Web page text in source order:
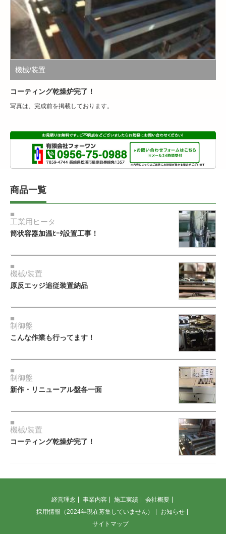
機械/装置
コーティング乾燥炉完了！
写真は、完成前を掲載しております。
商品一覧
工業用ヒータ
筒状容器加温ﾋｰﾀ設置工事！
機械/装置
原反エッジ追従装置納品
制御盤
こんな作業も行ってます！
制御盤
新作・リニューアル盤各一面
機械/装置
コーティング乾燥炉完了！
経営理念 事業内容 施工実績
会社概要
採用情報（2024年現在募集していません）
お知らせ
サイトマップ